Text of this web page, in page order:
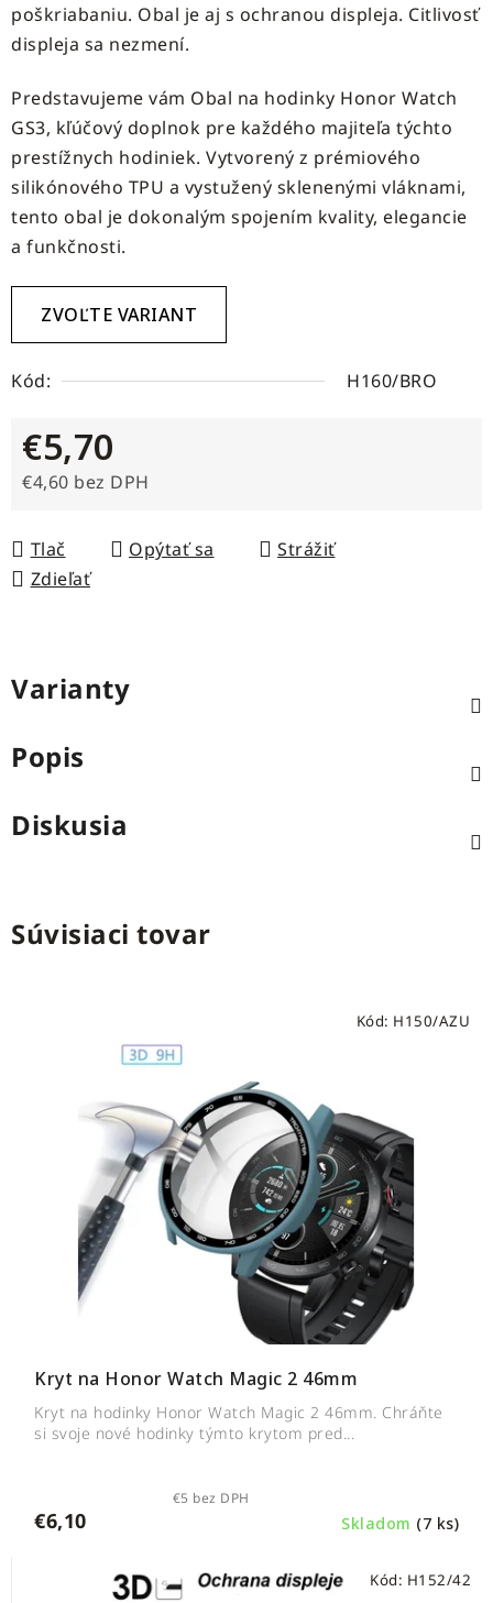
poškriabaniu. Obal je aj s ochranou displeja. Citlivosť
displeja sa nezmení.
Predstavujeme vám Obal na hodinky Honor Watch
GS3, kľúčový doplnok pre každého majiteľa týchto
prestížnych hodiniek. Vytvorený z prémiového
silikónového TPU a vystužený sklenenými vláknami,
tento obal je dokonalým spojením kvality, elegancie
a funkčnosti.
ZVOĽTE VARIANT
Kód: H160/BRO
€5,70
€4,60 bez DPH
Tlač
Opýtať sa
Strážiť
Zdieľať
Varianty
Popis
Diskusia
Súvisiaci tovar
Kryt na Honor Watch Magic 2 46mm
Skladom (7 ks)
€5 bez DPH
€6,10
Kryt na hodinky Honor Watch Magic 2 46mm. Chráňte
si svoje nové hodinky týmto krytom pred...
Kód: H150/AZU
Kód: H152/42